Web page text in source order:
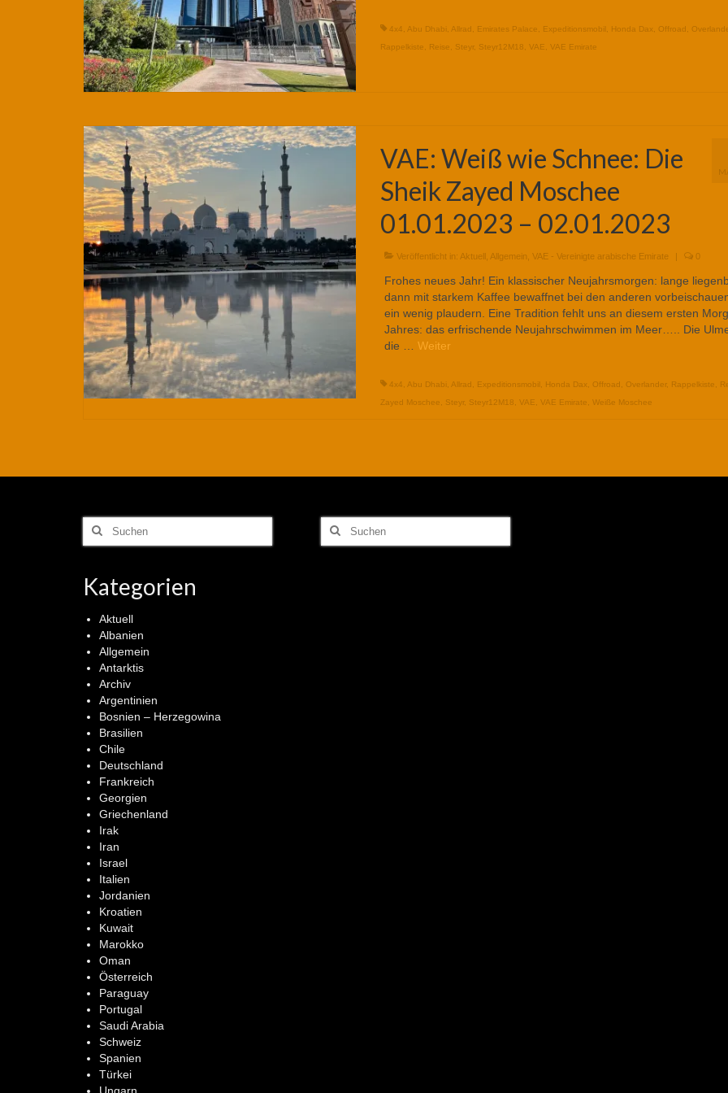
4x4 Abu Dhabi Allrad Emirates Palace Expeditionsmobil Honda Dax Offroad
Rappelkiste
Reise Steyr, Steyr12M18 VAE VAE Emirate
VAE: Weiß wie Schnee: Die
Sheik Zayed Moschee
01.01.2023 – 02.01.2023
Veröffentlicht in: Aktuell, Allgemein VAE - Vereinigte arabische Emirate | 0
Frohes neues Jahr! Ein klassischer Neujahrsmorgen: lange
dann mit starkem Kaffee bewaffnet bei den anderen
ein wenig plaudern. Eine Tradition fehlt uns an diesem ersten
Jahres: das erfrischende Neujahrschwimmen im Meer….. Die
die … Weiter
4x4 Abu Dhabi Allrad Expeditionsmobil Honda Dax Offroad Overlander, Rappelkiste
Zayed Moschee
Steyr, Steyr12M18 VAE VAE Emirate Weiße Moschee
Suchen
Kategorien
Aktuell
Albanien
Allgemein
Antarktis
Archiv
Argentinien
Bosnien – Herzegowina
Brasilien
Chile
Deutschland
Frankreich
Georgien
Griechenland
Irak
Iran
Israel
Italien
Jordanien
Kroatien
Kuwait
Marokko
Oman
Österreich
Paraguay
Portugal
Saudi Arabia
Schweiz
Spanien
Türkei
Ungarn
Suchen